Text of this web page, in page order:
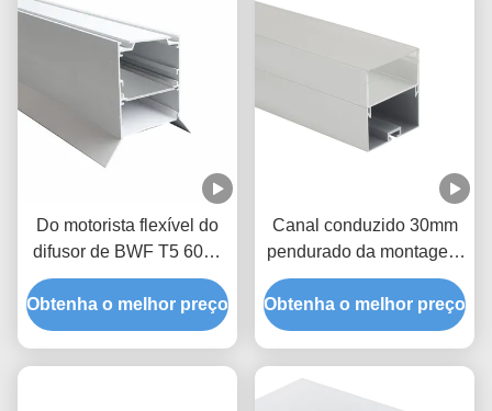
Do motorista flexível do
difusor de BWF T5 6063
perfil de alumínio do
diodo emissor de luz de
In
Obtenha o melhor preço
Canal conduzido 30mm
pendurado da montagem
da tira IP20/44
Obtenha o melhor preço